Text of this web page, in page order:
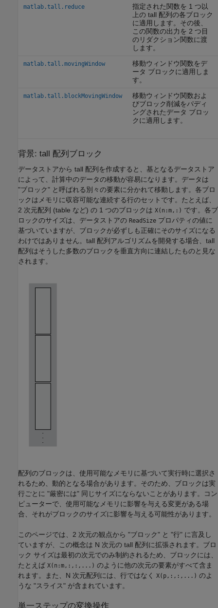
matlab.tall.reduce
指定された関数を 1 つ以
上の tall 配列の各ブロック
に適用します。その後、
この関数の出力を 2 つ目
のリダクション関数に渡
します。
matlab.tall.movingWindow
移動ウィンドウ関数をデ
ータ ブロックに適用しま
す。
matlab.tall.blockMovingWindow
移動ウィンドウ関数およ
びブロック削減をパディ
ングされたデータ ブロッ
クに適用します。
背景: tall 配列ブロック
データストアから tall 配列を作成すると、基となるデータストア
によって、計算中のデータの移動が容易になります。データは
"ブロック" と呼ばれる別々の要素に分かれて移動します。各ブロ
ックはメモリに収容可能な連続する行のセットです。たとえば、
2 次元配列 (table など) の 1 つのブロックは X(n:m,:) です。各ブ
ロックのサイズは、データストアの ReadSize プロパティの値に
基づいていますが、ブロックが必ずしも正確にそのサイズになる
わけではありません。tall 配列アルゴリズムを開発する場合、tall
配列はそうした多数のブロックを垂直方向に連結したものと見な
されます。
配列のブロックは、使用可能なメモリに基づいて実行時に選択さ
れるため、動的となる場合があります。そのため、ブロックは実
行ごとに "厳密には" 同じサイズにならないことがあります。コン
ピューターで、使用可能なメモリに影響を与える変更がある場
合、それがブロックのサイズに影響を与える可能性があります。
このページでは、2 次元の観点から "ブロック" と "行" に言及し
ていますが、この概念は N 次元の tall 配列に拡張されます。ブロ
ック サイズは最初の次元でのみ制約されるため、ブロックには、
たとえば X(n:m,:,:,...) のように他の次元の要素がすべて含ま
れます。また、N 次元配列には、行ではなく
X(p,:,:,...) のよ
うな "スライス" が含まれています。
単一ステップの変換操作